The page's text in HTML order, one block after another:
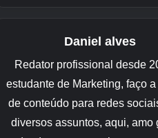
esquerda, onde há um
meio do caminho. A